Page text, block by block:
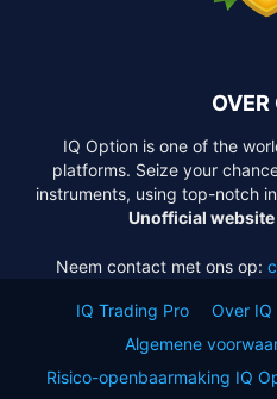
OVER
IQ Option is one of the
platforms. Seize your
instruments, using top-notch
Unofficial website
Neem contact met ons op:
IQ Trading Pro Over
Algemene
Risico-openbaarmaking IQ